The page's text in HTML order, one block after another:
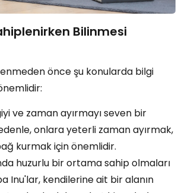
Bilinmesi
önce şu konularda bilgi
ve zaman ayırmayı seven bir
onlara yeterli zaman ayırmak,
kurmak için önemlidir.
huzurlu bir ortama sahip olmaları
Inu'lar, kendilerine ait bir alanın